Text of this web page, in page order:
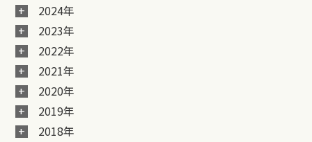
2024年
2023年
2022年
2021年
2020年
2019年
2018年